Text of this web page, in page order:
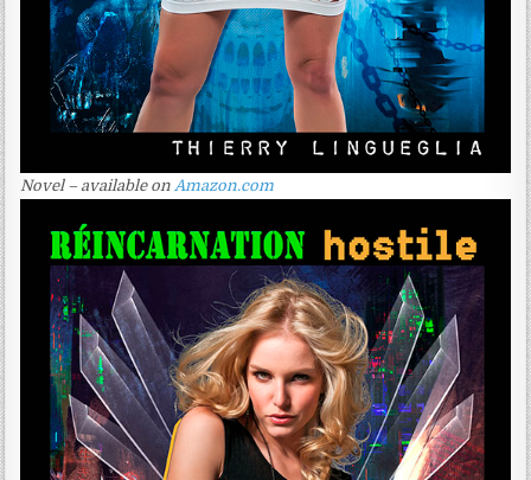
Novel – available onAmazon.com